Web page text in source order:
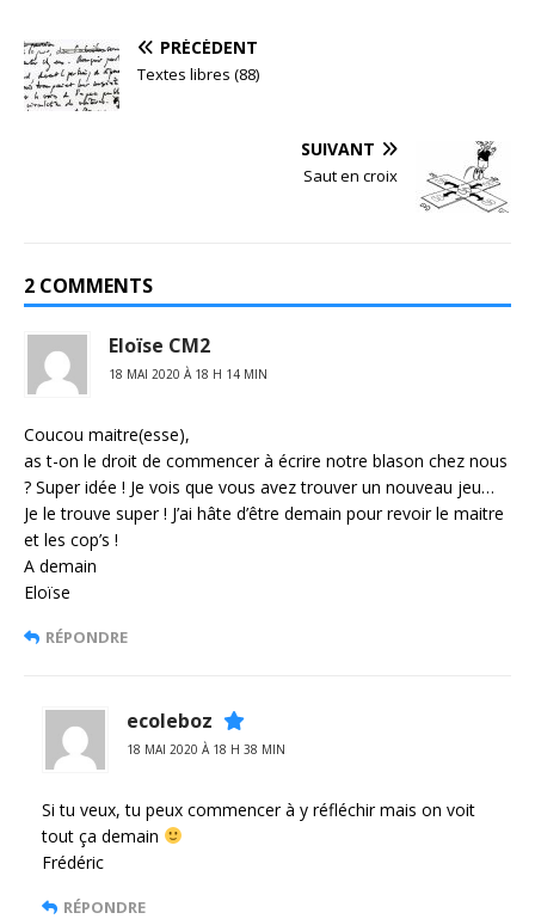
PRÉCÉDENT
Textes libres (88)
SUIVANT
Saut en croix
2 COMMENTS
Eloïse CM2
18 MAI 2020 À 18 H 14 MIN
Coucou maitre(esse),
as t-on le droit de commencer à écrire notre blason chez nous
? Super idée ! Je vois que vous avez trouver un nouveau jeu…
Je le trouve super ! J’ai hâte d’être demain pour revoir le maitre
et les cop’s !
A demain
Eloïse
RÉPONDRE
ecoleboz
18 MAI 2020 À 18 H 38 MIN
Si tu veux, tu peux commencer à y réfléchir mais on voit
tout ça demain
Frédéric
RÉPONDRE